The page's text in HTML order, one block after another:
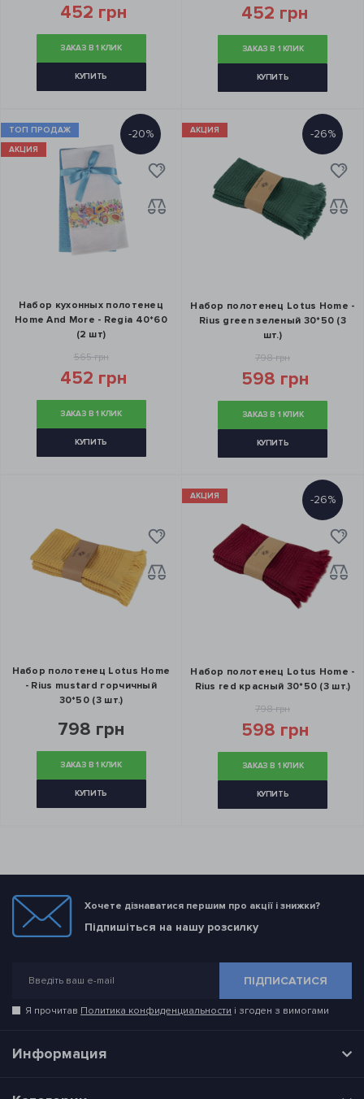
452 грн
ЗАКАЗ В 1 КЛИК
КУПИТЬ
452 грн
ЗАКАЗ В 1 КЛИК
КУПИТЬ
ТОП ПРОДАЖ
АКЦИЯ
-20%
Набор кухонных полотенец
Home And More - Regia 40*60
(2 шт)
565 грн
452 грн
ЗАКАЗ В 1 КЛИК
КУПИТЬ
АКЦИЯ -26%
Набор полотенец Lotus Home -
Rius green зеленый 30*50 (3
шт.)
798 грн
598 грн
ЗАКАЗ В 1 КЛИК
КУПИТЬ
Набор полотенец Lotus Home
- Rius mustard горчичный
30*50 (3 шт.)
798 грн
ЗАКАЗ В 1 КЛИК
КУПИТЬ
АКЦИЯ -26%
Набор полотенец Lotus Home -
Rius red красный 30*50 (3 шт.)
798 грн
598 грн
ЗАКАЗ В 1 КЛИК
КУПИТЬ
Хочете дізнаватися першим про акції і знижки?
Підпишіться на нашу розсилку
ПІДПИСАТИСЯ
Я прочитав Политика конфиденциальности і згоден з вимогами
Информация